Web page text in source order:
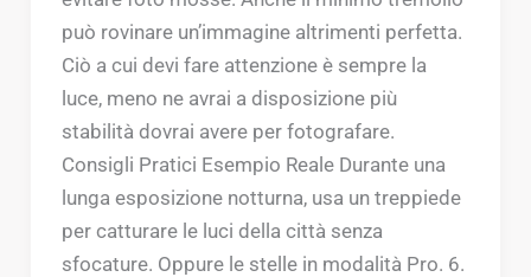
può rovinare un’immagine altrimenti perfetta.
Ciò a cui devi fare attenzione è sempre la
luce, meno ne avrai a disposizione più
stabilità dovrai avere per fotografare.
Consigli Pratici Esempio Reale Durante una
lunga esposizione notturna, usa un treppiede
per catturare le luci della città senza
sfocature. Oppure le stelle in modalità Pro. 6.